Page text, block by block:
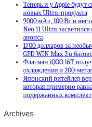
Теперь и у Apple будут
новых Ultra-продукта
9000 мАч, 100 Вт и
Neo 11 Ultra
анонса
1700 долларов за
GPD WIN Max 3 в
Флагман iQOO 16T
охлаждения и 200-
Японский ритейлер
которая примерно
подержанных
Archives